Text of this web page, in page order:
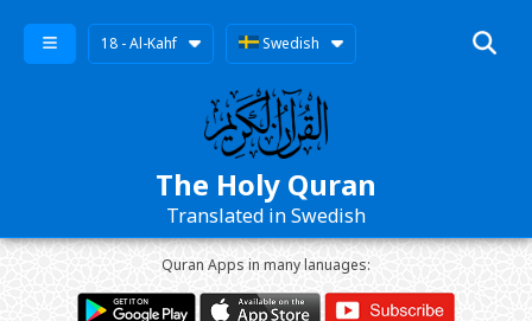
18 - Al-Kahf Swedish
The Holy Quran
Translated in Swedish
Quran Apps in many lanuages: